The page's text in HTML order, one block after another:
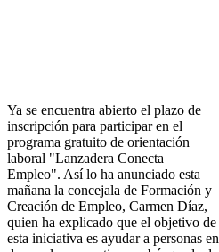
Ya se encuentra abierto el plazo de
inscripción para participar en el
programa gratuito de orientación
laboral "Lanzadera Conecta
Empleo". Así lo ha anunciado esta
mañana la concejala de Formación y
Creación de Empleo, Carmen Díaz,
quien ha explicado que el objetivo de
esta iniciativa es ayudar a personas en